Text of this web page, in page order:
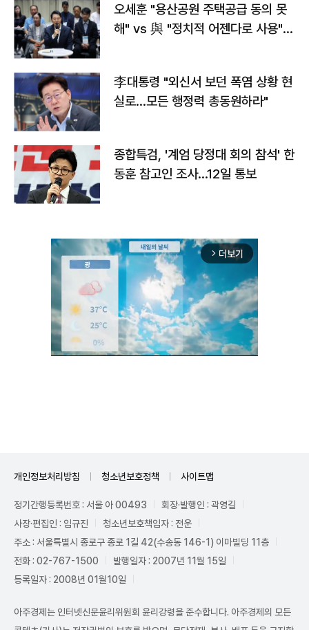
오세훈 "용산공원 주택공급 동의 못
해" vs 與 "정치적 어젠다로 사용"
李대통령 "외신서 보던 폭염 상황 현
실로…모든 행정력 총동원하라"
종합특검, '계엄 당정대 회의 참석' 한
동훈 참고인 조사...12일 통보
arrow_forward_ios 더보기
개인정보처리방침 청소년보호정책 사이트맵
정기간행등록번호 : 서울 아 00493
회장·발행인 : 곽영길
사장·편집인 : 임규진
청소년보호책임자 : 전운
주소 : 서울특별시 종로구 종로 1길 42(수송동 146-1) 이마빌딩 11층
전화 : 02-767-1500
발행일자 : 2007년 11월 15일
등록일자 : 2008년 01월10일
아주경제는 인터넷신문윤리위원회 윤리강령을 준수합니다. 아주경제의 모든